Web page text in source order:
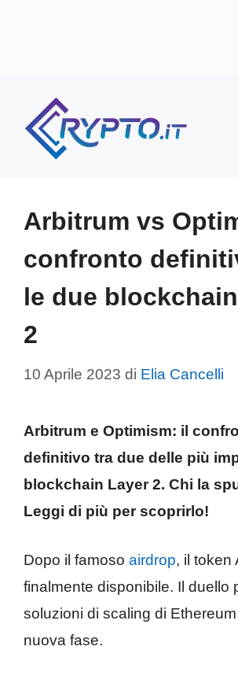
contenuto
Arbitrum vs
confronto
le due
2
10 Aprile 2023 di Elia Cancelli
Arbitrum e Optimism: il
definitivo tra due delle più
blockchain Layer 2. Chi la
Leggi di più per scoprirlo!
Dopo il famoso airdrop, il token
finalmente disponibile. Il duello
soluzioni di scaling di
nuova fase.